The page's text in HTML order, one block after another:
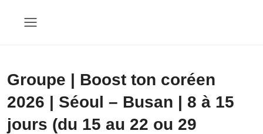
Groupe | Boost ton coréen
2026 | Séoul – Busan | 8 à 15
jours (du 15 au 22 ou 29